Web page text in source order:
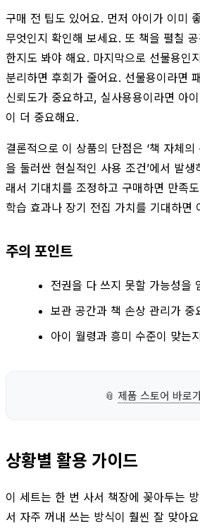
구매 전 팁도 있어요. 먼저 아이가 이미
무엇인지 확인해 보세요. 또 책을 펼칠
한지도 봐야 해요. 마지막으로 선물용인
분리하면 후회가 줄어요. 선물용이라면
신뢰도가 중요하고, 실사용용이라면 아
이 더 중요해요.
결론적으로 이 상품의 단점은 ‘책 자체의
을 둘러싼 현실적인 사용 조건’에서 발
래서 기대치를 조정하고 구매하면 만족
학습 효과나 장기 전집 가치를 기대하면
주의 포인트
전권을 다 쓰지 못할 가능성을
보관 공간과 책 손상 관리가 중
아이 월령과 흥미 수준이 맞는
📎 제품 스토어 바로
상황별 활용 가이드
이 세트는 한 번 사서 책장에 꽂아두는
서 자주 꺼내 쓰는 방식이 훨씬 잘 맞아